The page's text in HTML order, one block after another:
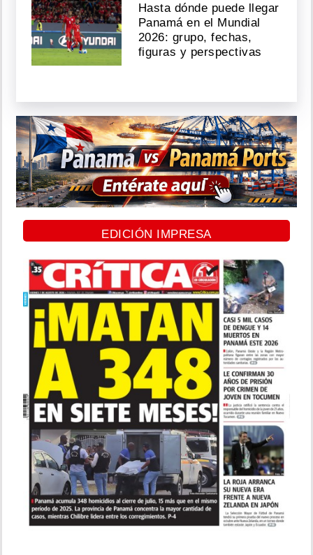
Hasta dónde puede llegar
Panamá en el Mundial
2026: grupo, fechas,
figuras y perspectivas
EDICIÓN IMPRESA